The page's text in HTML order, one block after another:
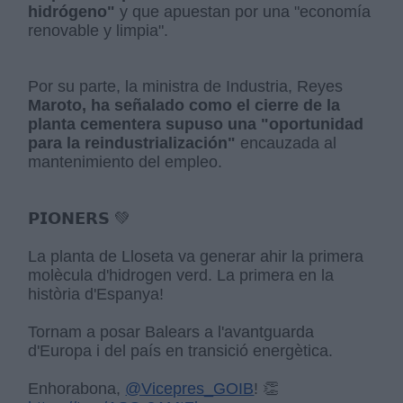
hidrógeno" y que apuestan por una "economía
renovable y limpia".
Por su parte, la ministra de Industria, Reyes
Maroto, ha señalado como el cierre de la
planta cementera supuso una "oportunidad
para la reindustrialización" encauzada al
mantenimiento del empleo.
𝗣𝗜𝗢𝗡𝗘𝗥𝗦 💚
La planta de Lloseta va generar ahir la primera
molècula d'hidrogen verd. La primera en la
història d'Espanya!
Tornam a posar Balears a l'avantguarda
d'Europa i del país en transició energètica.
Enhorabona, @Vicepres_GOIB! 👏